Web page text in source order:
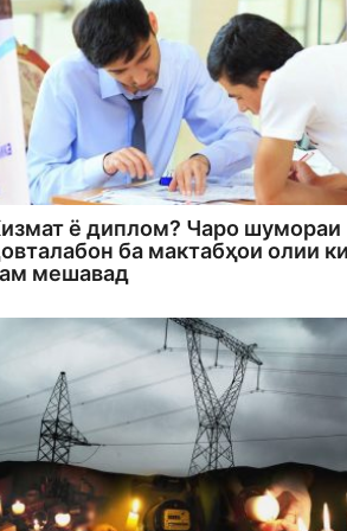
ё диплом? Чаро шумораи
ба мактабҳои олии
мешавад